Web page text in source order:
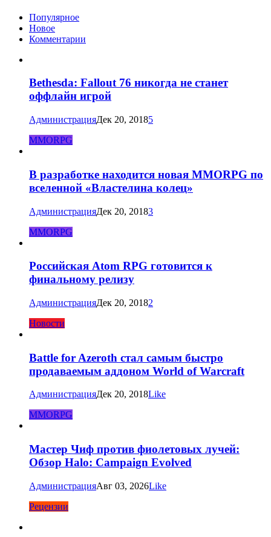
Популярное
Новое
Комментарии
Bethesda: Fallout 76 никогда не станет
оффлайн игрой
АдминистрацияДек 20, 20185
MMORPG
В разработке находится новая MMORPG по
вселенной «Властелина колец»
АдминистрацияДек 20, 20183
MMORPG
Российская Atom RPG готовится к
финальному релизу
АдминистрацияДек 20, 20182
Новости
Battle for Azeroth стал самым быстро
продаваемым аддоном World of Warcraft
АдминистрацияДек 20, 2018Like
MMORPG
Мастер Чиф против фиолетовых лучей:
Обзор Halo: Campaign Evolved
АдминистрацияАвг 03, 2026Like
Рецензии